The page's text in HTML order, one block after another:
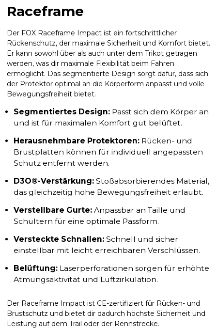
Raceframe
Der FOX Raceframe Impact ist ein fortschrittlicher
Rückenschutz, der maximale Sicherheit und Komfort bietet.
Er kann sowohl über als auch unter dem Trikot getragen
werden, was dir maximale Flexibilität beim Fahren
ermöglicht. Das segmentierte Design sorgt dafür, dass sich
der Protektor optimal an die Körperform anpasst und volle
Bewegungsfreiheit bietet.
Segmentiertes Design: Passt sich dem Körper an
und ist für maximalen Komfort gut belüftet.
Herausnehmbare Protektoren: Rücken- und
Brustplatten können für individuell angepassten
Schutz entfernt werden.
D3O®-Verstärkung: Stoßabsorbierendes Material,
das gleichzeitig hohe Bewegungsfreiheit erlaubt.
Verstellbare Gurte: Anpassbar an Taille und
Schultern für eine optimale Passform.
Versteckte Schnallen: Schnell und sicher
einstellbar mit leicht erreichbaren Verschlüssen.
Belüftung: Laserperforationen sorgen für erhöhte
Atmungsaktivität und Luftzirkulation.
Der Raceframe Impact ist CE-zertifiziert für Rücken- und
Brustschutz und bietet dir dadurch höchste Sicherheit und
Leistung auf dem Trail oder der Rennstrecke.